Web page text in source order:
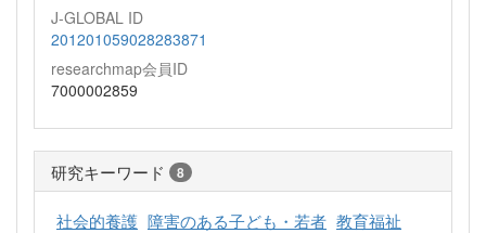
J-GLOBAL ID
201201059028283871
researchmap会員ID
7000002859
研究キーワード 8
社会的養護 障害のある子ども・若者 教育福祉